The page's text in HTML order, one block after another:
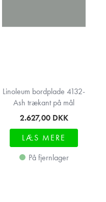
Linoleum bordplade 4132-
Ash trækant på mål
2.627,00 DKK
LÆS MERE
På fjernlager